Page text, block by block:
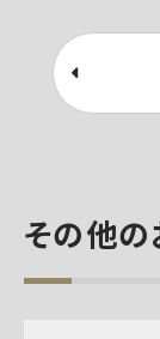
その他の